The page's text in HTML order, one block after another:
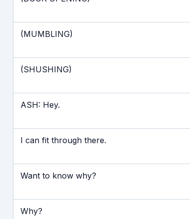
(MUMBLING)
(SHUSHING)
ASH: Hey.
I can fit through there.
Want to know why?
Why?